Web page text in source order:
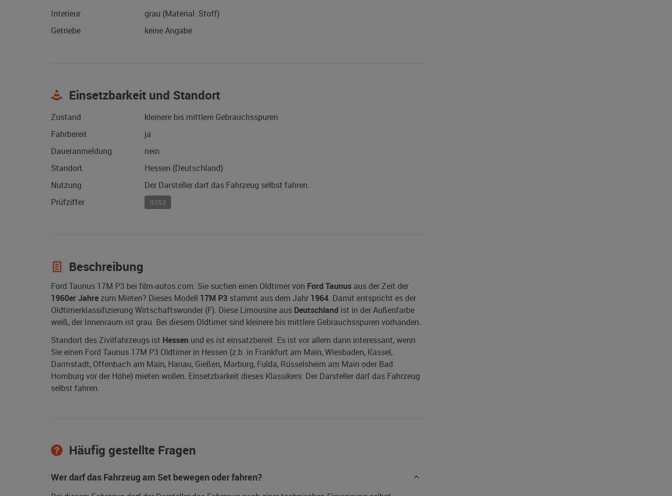
Interieur
grau (Material: Stoff)
Getriebe
keine Angabe
Einsetzbarkeit und Standort
Zustand
kleinere bis mittlere Gebrauchsspuren
Fahrbereit
ja
Daueranmeldung
nein
Standort
Hessen (Deutschland)
Nutzung
Der Darsteller darf das Fahrzeug selbst fahren.
Prüfziffer
9353
Beschreibung
Ford Taunus 17M P3 bei film-autos.com: Sie suchen einen Oldtimer von Ford Taunus aus der Zeit der
1960er Jahrezum Mieten? Dieses Modell 17M P3 stammt aus dem Jahr 1964. Damit entspricht es der
Oldtimerklassifizierung Wirtschaftswunder (F). Diese Limousine aus Deutschland ist in der Außenfarbe
weiß, der Innenraum ist grau. Bei diesem Oldtimer sind kleinere bis mittlere Gebrauchsspuren vorhanden.
Standort des Zivilfahrzeugs ist Hessen und es ist einsatzbereit. Es ist vor allem dann interessant, wenn
Sie einen Ford Taunus 17M P3 Oldtimer in Hessen (z.b. in Frankfurt am Main, Wiesbaden, Kassel,
Darmstadt, Offenbach am Main, Hanau, Gießen, Marburg, Fulda, Rüsselsheim am Main oder Bad
Homburg vor der Höhe) mieten wollen. Einsetzbarkeit dieses Klassikers: Der Darsteller darf das Fahrzeug
selbst fahren.
Häufig gestellte Fragen
Wer darf das Fahrzeug am Set bewegen oder fahren?